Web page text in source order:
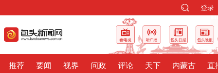
登录
推荐 要闻 视界 问政 评论 天下 内蒙古 直